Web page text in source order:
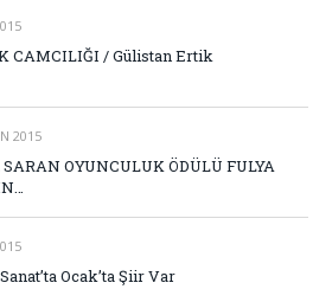
CAMCILIĞI / Gülistan Ertik
2015
OYUNCULUK ÖDÜLÜ FULYA
Ocak’ta Şiir Var